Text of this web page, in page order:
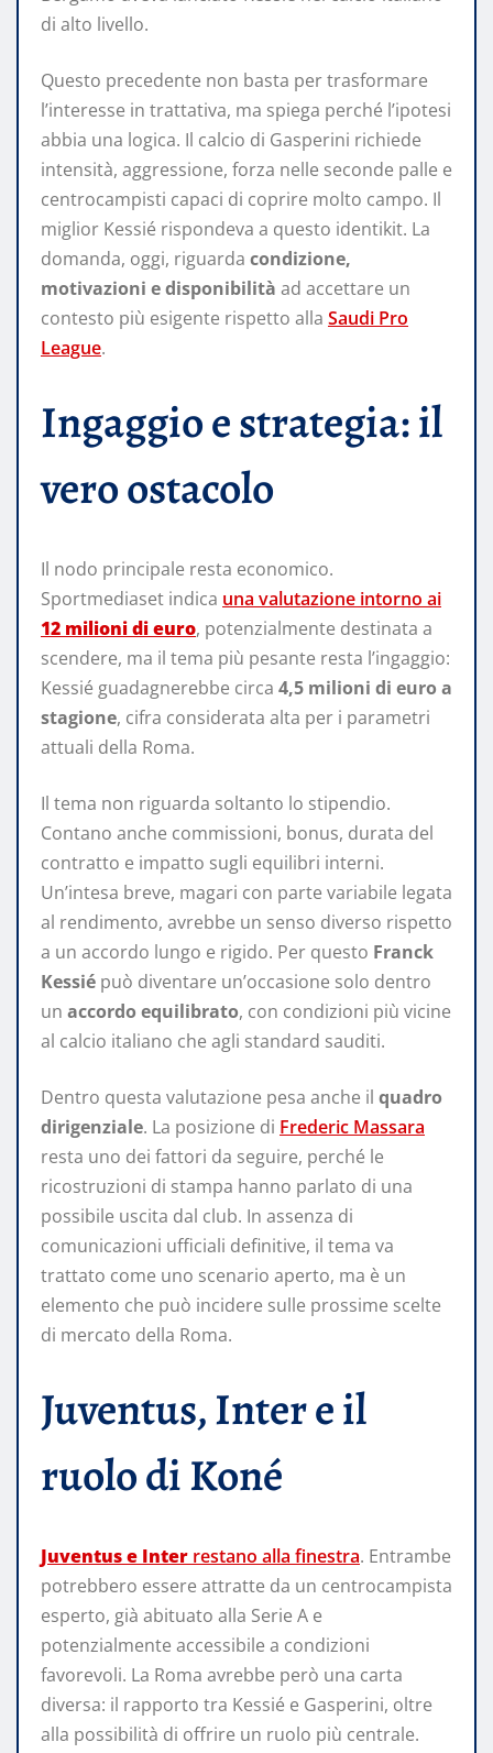
di alto livello.
Questo precedente non basta per trasformare
l’interesse in trattativa, ma spiega perché l’ipotesi
abbia una logica. Il calcio di Gasperini richiede
intensità, aggressione, forza nelle seconde palle e
centrocampisti capaci di coprire molto campo. Il
miglior Kessié rispondeva a questo identikit. La
domanda, oggi, riguarda condizione,
motivazioni e disponibilità ad accettare un
contesto più esigente rispetto alla Saudi Pro
League.
Ingaggio e strategia: il
vero ostacolo
Il nodo principale resta economico.
Sportmediaset indica una valutazione intorno ai
12 milioni di euro, potenzialmente destinata a
scendere, ma il tema più pesante resta l’ingaggio:
Kessié guadagnerebbe circa 4,5 milioni di euro a
stagione, cifra considerata alta per i parametri
attuali della Roma.
Il tema non riguarda soltanto lo stipendio.
Contano anche commissioni, bonus, durata del
contratto e impatto sugli equilibri interni.
Un’intesa breve, magari con parte variabile legata
al rendimento, avrebbe un senso diverso rispetto
a un accordo lungo e rigido. Per questo Franck
Kessié può diventare un’occasione solo dentro
un accordo equilibrato, con condizioni più vicine
al calcio italiano che agli standard sauditi.
Dentro questa valutazione pesa anche il quadro
dirigenziale. La posizione di Frederic Massara
resta uno dei fattori da seguire, perché le
ricostruzioni di stampa hanno parlato di una
possibile uscita dal club. In assenza di
comunicazioni ufficiali definitive, il tema va
trattato come uno scenario aperto, ma è un
elemento che può incidere sulle prossime scelte
di mercato della Roma.
Juventus, Inter e il
ruolo di Koné
Juventus e Inter restano alla finestra. Entrambe
potrebbero essere attratte da un centrocampista
esperto, già abituato alla Serie A e
potenzialmente accessibile a condizioni
favorevoli. La Roma avrebbe però una carta
diversa: il rapporto tra Kessié e Gasperini, oltre
alla possibilità di offrire un ruolo più centrale.